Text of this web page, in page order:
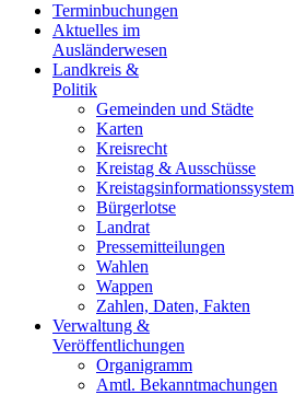
Terminbuchungen
Aktuelles im
Ausländerwesen
Landkreis &
Politik
Gemeinden und Städte
Karten
Kreisrecht
Kreistag & Ausschüsse
Kreistagsinformationssystem
Bürgerlotse
Landrat
Pressemitteilungen
Wahlen
Wappen
Zahlen, Daten, Fakten
Verwaltung &
Veröffentlichungen
Organigramm
Amtl. Bekanntmachungen